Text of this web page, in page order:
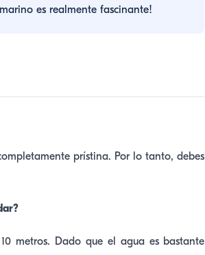
es realmente fascinante!
prístina. Por lo tanto, debes
metros. Dado que el agua es bastante